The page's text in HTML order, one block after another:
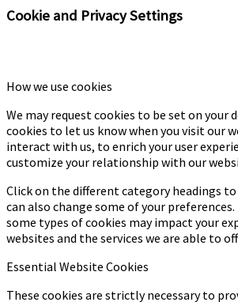
Cookie and Privacy Settings
How we use cookies
We may request cookies to be set on your
cookies to let us know when you visit our
interact with us, to enrich your user
customize your relationship with our
Click on the different category headings to
can also change some of your
some types of cookies may impact your
websites and the services we are able to
Essential Website Cookies
These cookies are strictly necessary to